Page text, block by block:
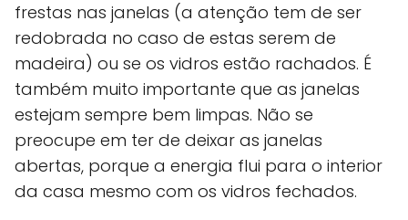
frestas nas janelas (a atenção tem de ser
redobrada no caso de estas serem de
madeira) ou se os vidros estão rachados. É
também muito importante que as janelas
estejam sempre bem limpas. Não se
preocupe em ter de deixar as janelas
abertas, porque a energia flui para o interior
da casa mesmo com os vidros fechados.